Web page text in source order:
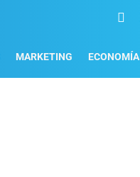
MARKETING ECONOMÍA